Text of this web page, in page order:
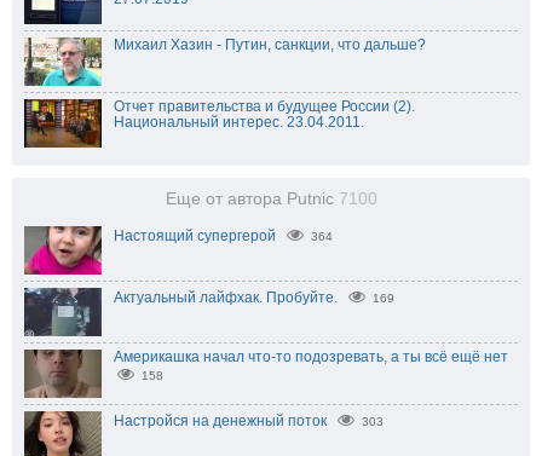
Михаил Хазин - Путин, санкции, что дальше?
Отчет правительства и будущее России (2).
Национальный интерес. 23.04.2011.
Еще от автора Putnic 7100
Настоящий супергерой 364
Актуальный лайфхак. Пробуйте. 169
Америкашка начал что-то подозревать, а ты всё ещё нет
158
Настройся на денежный поток 303